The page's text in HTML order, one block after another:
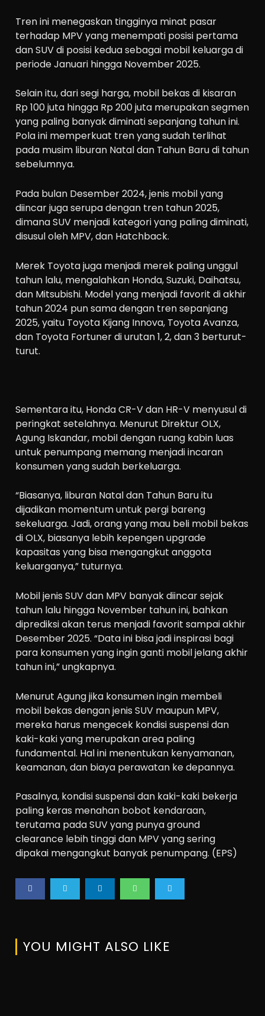
Tren ini menegaskan tingginya minat pasar
terhadap MPV yang menempati posisi pertama
dan SUV di posisi kedua sebagai mobil keluarga di
periode Januari hingga November 2025.
Selain itu, dari segi harga, mobil bekas di kisaran
Rp 100 juta hingga Rp 200 juta merupakan segmen
yang paling banyak diminati sepanjang tahun ini.
Pola ini memperkuat tren yang sudah terlihat
pada musim liburan Natal dan Tahun Baru di tahun
sebelumnya.
Pada bulan Desember 2024, jenis mobil yang
diincar juga serupa dengan tren tahun 2025,
dimana SUV menjadi kategori yang paling diminati,
disusul oleh MPV, dan Hatchback.
Merek Toyota juga menjadi merek paling unggul
tahun lalu, mengalahkan Honda, Suzuki, Daihatsu,
dan Mitsubishi. Model yang menjadi favorit di akhir
tahun 2024 pun sama dengan tren sepanjang
2025, yaitu Toyota Kijang Innova, Toyota Avanza,
dan Toyota Fortuner di urutan 1, 2, dan 3 berturut-
turut.
Sementara itu, Honda CR-V dan HR-V menyusul di
peringkat setelahnya. Menurut Direktur OLX,
Agung Iskandar, mobil dengan ruang kabin luas
untuk penumpang memang menjadi incaran
konsumen yang sudah berkeluarga.
“Biasanya, liburan Natal dan Tahun Baru itu
dijadikan momentum untuk pergi bareng
sekeluarga. Jadi, orang yang mau beli mobil bekas
di OLX, biasanya lebih kepengen upgrade
kapasitas yang bisa mengangkut anggota
keluarganya,” tuturnya.
Mobil jenis SUV dan MPV banyak diincar sejak
tahun lalu hingga November tahun ini, bahkan
diprediksi akan terus menjadi favorit sampai akhir
Desember 2025. “Data ini bisa jadi inspirasi bagi
para konsumen yang ingin ganti mobil jelang akhir
tahun ini,” ungkapnya.
Menurut Agung jika konsumen ingin membeli
mobil bekas dengan jenis SUV maupun MPV,
mereka harus mengecek kondisi suspensi dan
kaki-kaki yang merupakan area paling
fundamental. Hal ini menentukan kenyamanan,
keamanan, dan biaya perawatan ke depannya.
Pasalnya, kondisi suspensi dan kaki-kaki bekerja
paling keras menahan bobot kendaraan,
terutama pada SUV yang punya ground
clearance lebih tinggi dan MPV yang sering
dipakai mengangkut banyak penumpang. (EPS)
YOU MIGHT ALSO LIKE